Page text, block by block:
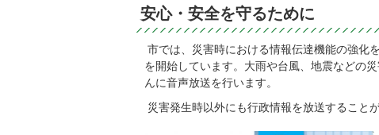
安心・安全を守るために
市では、災害時における情報伝達機能の強化
を開始しています。大雨や台風、地震などの
んに音声放送を行います。
災害発生時以外にも行政情報を放送すること